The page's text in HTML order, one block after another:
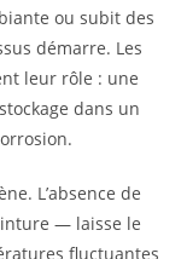
ou subit des
démarre. Les
leur rôle : une
dans un
L’absence de
— laisse le
fluctuantes